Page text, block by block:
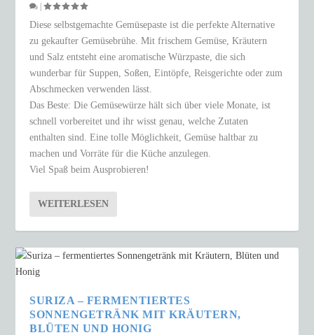
|
Diese selbstgemachte Gemüsepaste ist die perfekte Alternative
zu gekaufter Gemüsebrühe. Mit frischem Gemüse, Kräutern
und Salz entsteht eine aromatische Würzpaste, die sich
wunderbar für Suppen, Soßen, Eintöpfe, Reisgerichte oder zum
Abschmecken verwenden lässt.
Das Beste: Die Gemüsewürze hält sich über viele Monate, ist
schnell vorbereitet und ihr wisst genau, welche Zutaten
enthalten sind. Eine tolle Möglichkeit, Gemüse haltbar zu
machen und Vorräte für die Küche anzulegen.
Viel Spaß beim Ausprobieren!
WEITERLESEN
SURIZA – FERMENTIERTES
SONNENGETRÄNK MIT KRÄUTERN,
BLÜTEN UND HONIG